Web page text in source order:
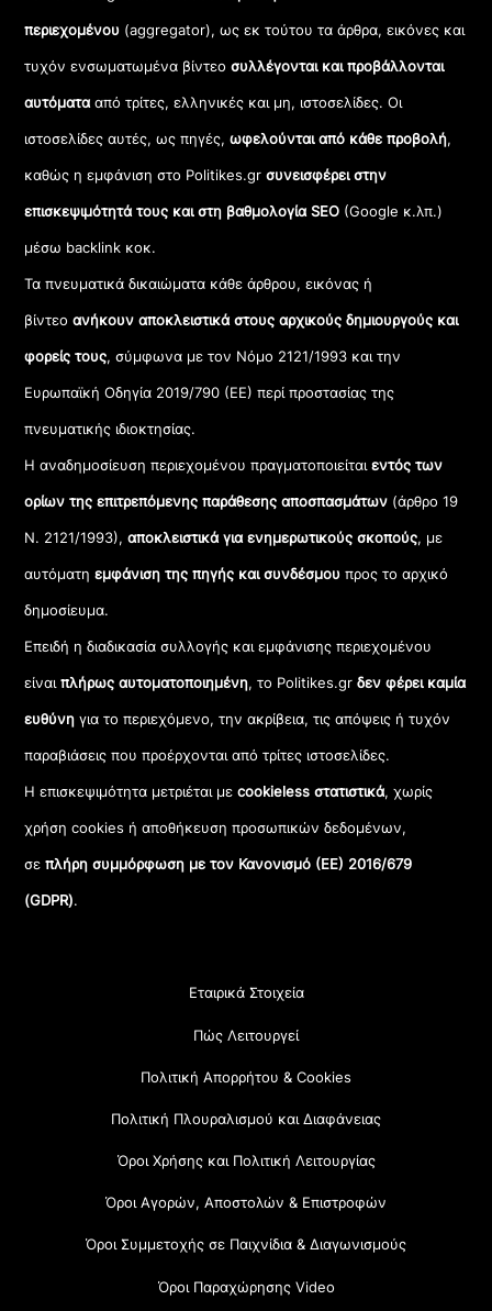
.
περιεχομένου (aggregator), ως εκ τούτου τα άρθρα, εικόνες και
τυχόν ενσωματωμένα βίντεοσυλλέγονται και προβάλλονται
αυτόματααπό τρίτες, ελληνικές και μη, ιστοσελίδες. Οι
ιστοσελίδες αυτές, ως πηγές,ωφελούνται από κάθε προβολή,
καθώς η εμφάνιση στο Politikes.gr συνεισφέρει στην
επισκεψιμότητά τους και στη βαθμολογία SEO (Google κ.λπ.)
μέσω backlink κοκ.
Τα πνευματικά δικαιώματα κάθε άρθρου, εικόνας ή
βίντεοανήκουν αποκλειστικά στους αρχικούς δημιουργούς και
φορείς τους, σύμφωνα με τον Νόμο 2121/1993 και την
Ευρωπαϊκή Οδηγία 2019/790 (ΕΕ) περί προστασίας της
πνευματικής ιδιοκτησίας.
Η αναδημοσίευση περιεχομένου πραγματοποιείταιεντός των
ορίων της επιτρεπόμενης παράθεσης αποσπασμάτων (άρθρο 19
Ν. 2121/1993), αποκλειστικά για ενημερωτικούς σκοπούς, με
αυτόματηεμφάνιση της πηγής και συνδέσμου προς το αρχικό
δημοσίευμα.
Επειδή η διαδικασία συλλογής και εμφάνισης περιεχομένου
είναιπλήρως αυτοματοποιημένη, το Politikes.grδεν φέρει καμία
ευθύνη για το περιεχόμενο, την ακρίβεια, τις απόψεις ή τυχόν
παραβιάσεις που προέρχονται από τρίτες ιστοσελίδες.
Η επισκεψιμότητα μετριέται μεcookieless στατιστικά, χωρίς
χρήση cookies ή αποθήκευση προσωπικών δεδομένων,
σεπλήρη συμμόρφωση με τον Κανονισμό (ΕΕ) 2016/679
(GDPR).
Εταιρικά Στοιχεία
Πώς Λειτουργεί
Πολιτική Απορρήτου & Cookies
Πολιτική Πλουραλισμού και Διαφάνειας
Όροι Χρήσης και Πολιτική Λειτουργίας
Όροι Αγορών, Αποστολών & Επιστροφών
Όροι Συμμετοχής σε Παιχνίδια & Διαγωνισμούς
Όροι Παραχώρησης Video